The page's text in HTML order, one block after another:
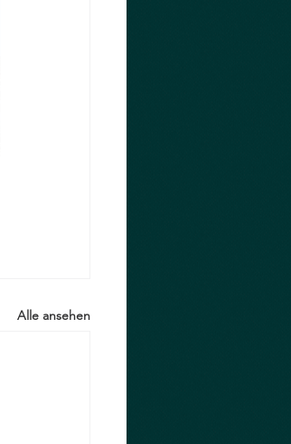
Alle ansehen